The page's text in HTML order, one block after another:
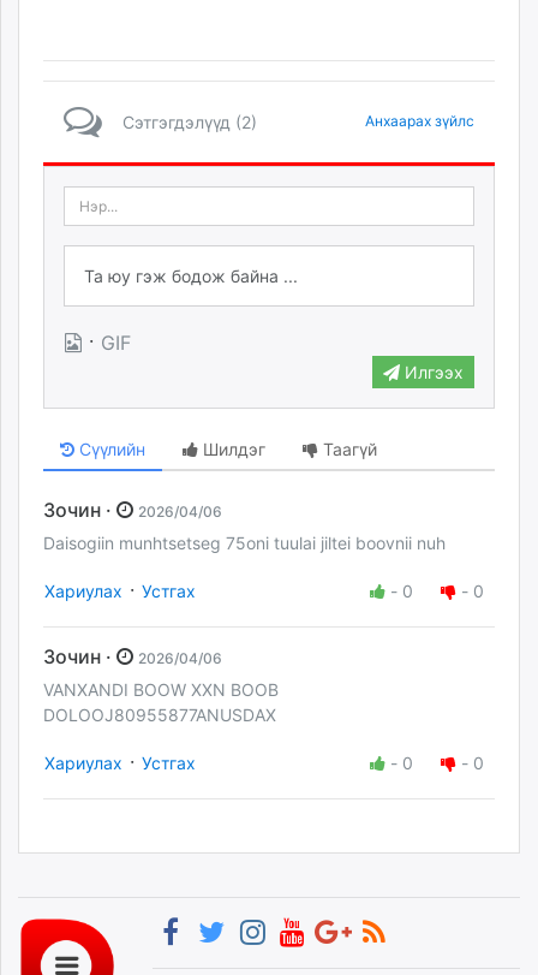
Сэтгэгдэлүүд (2) Анхаарах зүйлс
· GIF
Илгээх
Сүүлийн Шилдэг Таагүй
Зочин · 2026/04/06
Daisogiin munhtsetseg 75oni tuulai jiltei boovnii nuh
Хариулах · Устгах - 0 - 0
Зочин · 2026/04/06
VANXANDI BOOW XXN BOOB
DOLOOJ80955877ANUSDAX
Хариулах · Устгах - 0 - 0